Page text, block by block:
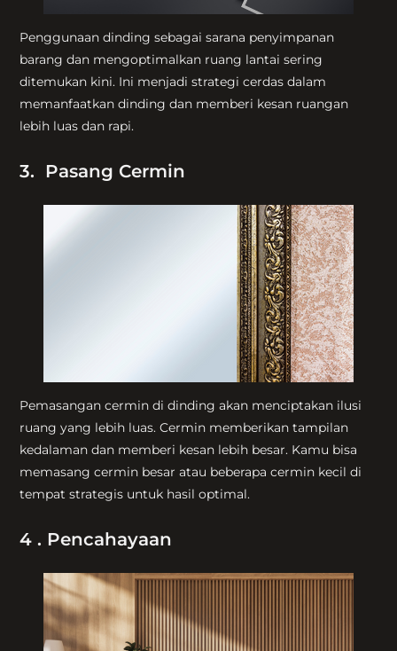
Penggunaan dinding sebagai sarana penyimpanan
barang dan mengoptimalkan ruang lantai sering
ditemukan kini. Ini menjadi strategi cerdas dalam
memanfaatkan dinding dan memberi kesan ruangan
lebih luas dan rapi.
3. Pasang Cermin
Pemasangan cermin di dinding akan menciptakan ilusi
ruang yang lebih luas. Cermin memberikan tampilan
kedalaman dan memberi kesan lebih besar. Kamu bisa
memasang cermin besar atau beberapa cermin kecil di
tempat strategis untuk hasil optimal.
4 . Pencahayaan